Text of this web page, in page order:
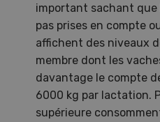
important sachant
pas prises en compte
affichent des niveaux
membre dont les
davantage le compte
6000 kg par lactation.
supérieure